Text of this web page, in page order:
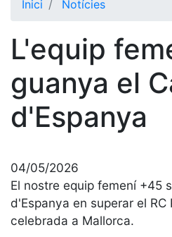
Història
història
Cronologia
Presidents
Junta
directiva
Comissions
Inici Notícies
L'equip
guanya el
d'Espanya
04/05/2026
El nostre equip femení +45
d'Espanya en superar el
celebrada a Mallorca.